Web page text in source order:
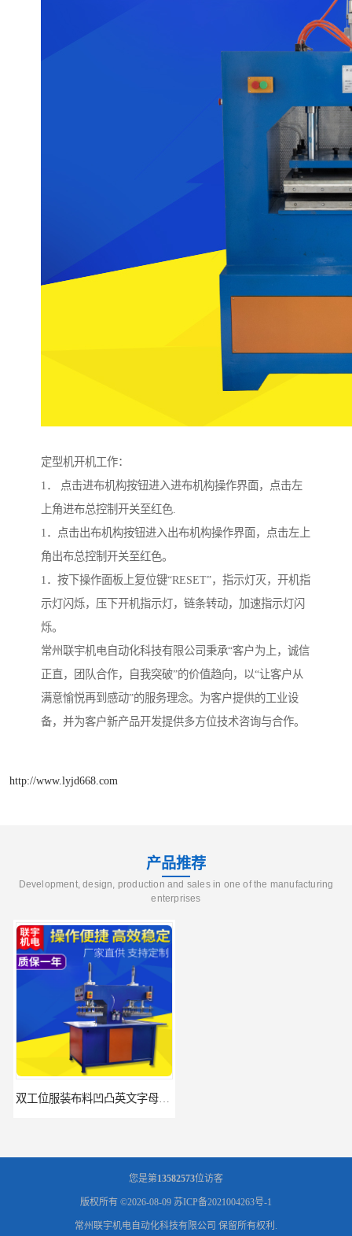
定型机开机工作：
1． 点击进布机构按钮进入进布机构操作界面，点击左
上角进布总控制开关至红色.
1．点击出布机构按钮进入出布机构操作界面，点击左上
角出布总控制开关至红色。
1．按下操作面板上复位键“RESET”，指示灯灭，开机指
示灯闪烁，压下开机指示灯，链条转动，加速指示灯闪
烁。
常州联宇机电自动化科技有限公司秉承“客户为上，诚信
正直，团队合作，自我突破”的价值趋向，以“让客户从
满意愉悦再到感动”的服务理念。为客户提供的工业设
备，并为客户新产品开发提供多方位技术咨询与合作。
http://www.lyjd668.com
产品推荐
Development, design, production and sales in one of the manufacturing
enterprises
双工位服装布料凹凸英文字母压字机找联宇制造厂
您是第13582573位访客
版权所有 ©2026-08-09 苏ICP备2021004263号-1
常州联宇机电自动化科技有限公司 保留所有权利.